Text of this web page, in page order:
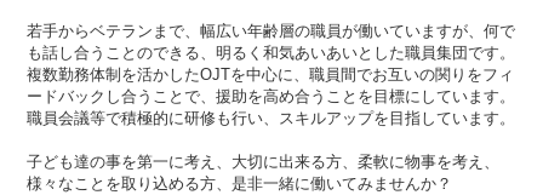
若手からベテランまで、幅広い年齢層の職員が働いていますが、何で
も話し合うことのできる、明るく和気あいあいとした職員集団です。
複数勤務体制を活かしたOJTを中心に、職員間でお互いの関りをフィ
ードバックし合うことで、援助を高め合うことを目標にしています。
職員会議等で積極的に研修も行い、スキルアップを目指しています。
子ども達の事を第一に考え、大切に出来る方、柔軟に物事を考え、
様々なことを取り込める方、是非一緒に働いてみませんか？